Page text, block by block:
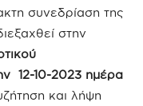
συνεδρίαση της
στην
12-10-2023 ημέρα
και λήψη